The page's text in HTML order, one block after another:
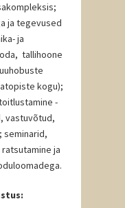
ja tegevused
ja
tallihoone
kogu);
-
vastuvõtud,
seminarid,
ja